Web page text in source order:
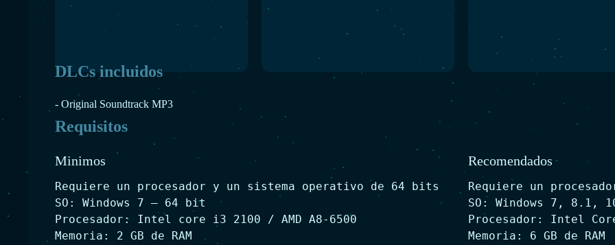
DLCs incluidos
- Original Soundtrack MP3
Requisitos
Minimos
Requiere un procesador y un sistema operativo de 64 bits
SO: Windows 7 – 64 bit
Procesador: Intel core i3 2100 / AMD A8-6500
Memoria: 2 GB de RAM
Recomendados
Requiere un
SO: Windows 7, 8.1,
Procesador: Intel
Memoria: 6 GB de RAM